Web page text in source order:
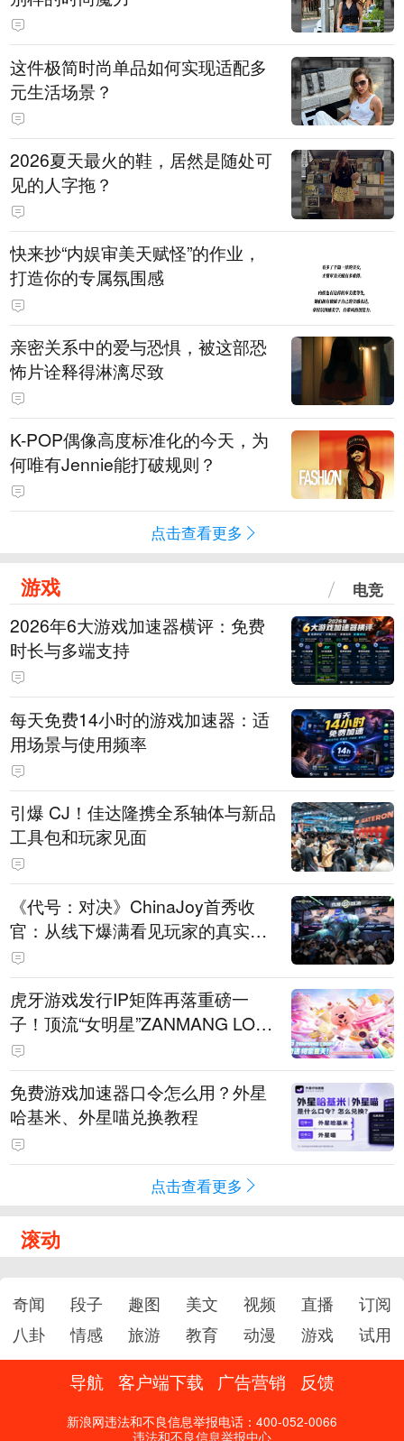
这件极简时尚单品如何实现适配多
元生活场景？
2026夏天最火的鞋，居然是随处可
见的人字拖？
快来抄“内娱审美天赋怪”的作业，
打造你的专属氛围感
亲密关系中的爱与恐惧，被这部恐
怖片诠释得淋漓尽致
K-POP偶像高度标准化的今天，为
何唯有Jennie能打破规则？
点击查看更多
游戏 电竞
2026年6大游戏加速器横评：免费
时长与多端支持
每天免费14小时的游戏加速器：适
用场景与使用频率
引爆 CJ！佳达隆携全系轴体与新品
工具包和玩家见面
《代号：对决》ChinaJoy首秀收
官：从线下爆满看见玩家的真实期
待
虎牙游戏发行IP矩阵再落重磅一
子！顶流“女明星”ZANMANG LOO
PY 正版3D消除手游《消消奇遇》
惊喜曝光
免费游戏加速器口令怎么用？外星
哈基米、外星喵兑换教程
点击查看更多
滚动
奇闻 段子 趣图 美文 视频 直播
订阅
八卦
情感 旅游 教育 动漫 游戏 试用
导航 客户端下载 广告营销 反馈
新浪网违法和不良信息举报电话：400-052-0066
违法和不良信息举报中心